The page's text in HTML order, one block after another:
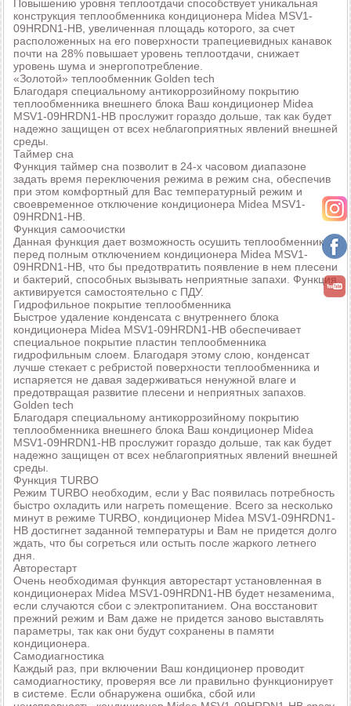
Повышению уровня теплоотдачи способствует уникальная
конструкция теплообменника кондиционера Midea MSV1-
09HRDN1-HB, увеличенная площадь которого, за счет
расположенных на его поверхности трапециевидных канавок
почти на 28% повышает уровень теплоотдачи, снижает
уровень шума и энергопотребление.
«Золотой» теплообменник Golden tech
Благодаря специальному антикоррозийному покрытию
теплообменника внешнего блока Ваш кондиционер Midea
MSV1-09HRDN1-HB прослужит гораздо дольше, так как будет
надежно защищен от всех неблагоприятных явлений внешней
среды.
Таймер сна
Функция таймер сна позволит в 24-х часовом диапазоне
задать время переключения режима в режим сна, обеспечив
при этом комфортный для Вас температурный режим и
своевременное отключение кондиционера Midea MSV1-
09HRDN1-HB.
Функция самоочистки
Данная функция дает возможность осушить теплообменник
перед полным отключением кондиционера Midea MSV1-
09HRDN1-HB, что бы предотвратить появление в нем плесени
и бактерий, способных вызывать неприятные запахи. Функция
активируется самостоятельно с ПДУ.
Гидрофильное покрытие теплообменника
Быстрое удаление конденсата с внутреннего блока
кондиционера Midea MSV1-09HRDN1-HB обеспечивает
специальное покрытие пластин теплообменника
гидрофильным слоем. Благодаря этому слою, конденсат
лучше стекает с ребристой поверхности теплообменника и
испаряется не давая задерживаться ненужной влаге и
предотвращая развитие плесени и неприятных запахов.
Golden tech
Благодаря специальному антикоррозийному покрытию
теплообменника внешнего блока Ваш кондиционер Midea
MSV1-09HRDN1-HB прослужит гораздо дольше, так как будет
надежно защищен от всех неблагоприятных явлений внешней
среды.
Функция TURBO
Режим TURBO необходим, если у Вас появилась потребность
быстро охладить или нагреть помещение. Всего за несколько
минут в режиме TURBO, кондиционер Midea MSV1-09HRDN1-
HB достигнет заданной температуры и Вам не придется долго
ждать, что бы согреться или остыть после жаркого летнего
дня.
Авторестарт
Очень необходимая функция авторестарт установленная в
кондиционерах Midea MSV1-09HRDN1-HB будет незаменима,
если случаются сбои с электропитанием. Она восстановит
прежний режим и Вам даже не придется заново выставлять
параметры, так как они будут сохранены в памяти
кондиционера.
Самодиагностика
Каждый раз, при включении Ваш кондиционер проводит
самодиагностику, проверяя все ли правильно функционирует
в системе. Если обнаружена ошибка, сбой или